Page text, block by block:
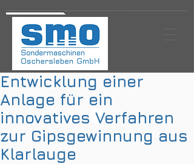
Entwicklung einer
Anlage für ein
innovatives Verfahren
zur Gipsgewinnung aus
Klarlauge